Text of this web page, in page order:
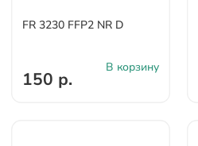
FR 3230 FFP2 NR D
150 р.
В корзину